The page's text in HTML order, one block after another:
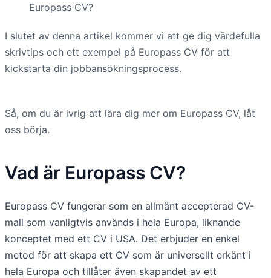
Europass CV?
I slutet av denna artikel kommer vi att ge dig värdefulla
skrivtips och ett exempel på Europass CV för att
kickstarta din jobbansökningsprocess.
Så, om du är ivrig att lära dig mer om Europass CV, låt
oss börja.
Vad är Europass CV?
Europass CV fungerar som en allmänt accepterad CV-
mall som vanligtvis används i hela Europa, liknande
konceptet med ett CV i USA. Det erbjuder en enkel
metod för att skapa ett CV som är universellt erkänt i
hela Europa och tillåter även skapandet av ett